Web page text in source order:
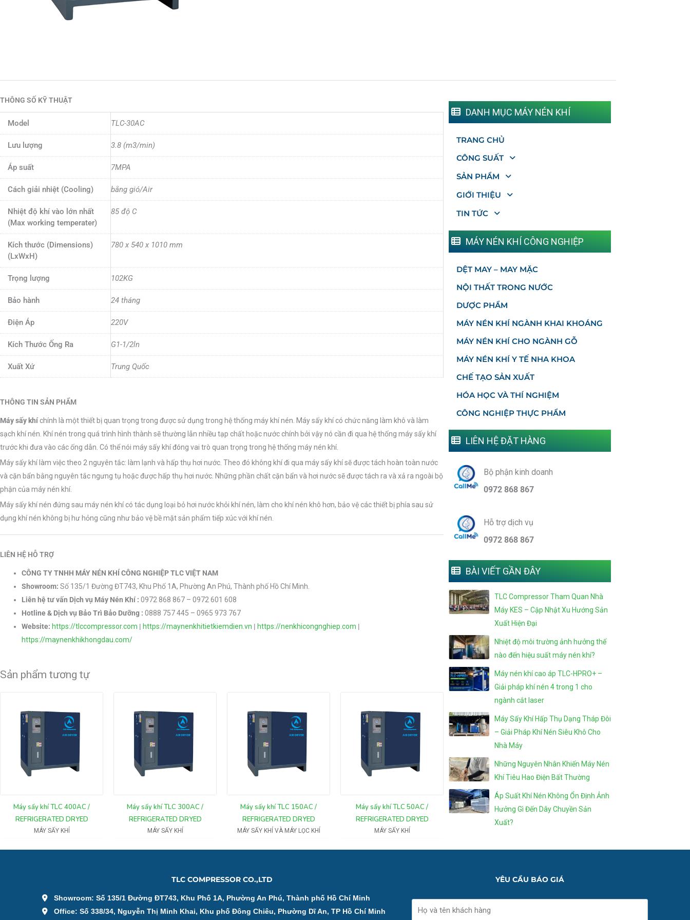
THÔNG SỐ KỸ THUẬT
Model TLC-30AC
Lưu lượng 3.8 (m3/min)
Áp suất 7MPA
Cách giải nhiệt (Cooling) bằng gió/Air
Nhiệt độ khí vào lớn nhất
(Max working temperater)
85 độ C
Kích thước (Dimensions)
(LxWxH)
780 x 540 x 1010 mm
Trọng lượng 102KG
Bảo hành 24 tháng
Điện Áp 220V
Kích Thước Ống Ra G1-1/2ln
Xuất Xứ Trung Quốc
THÔNG TIN SẢN PHẨM
Máy sấy khí chính là một thiết bị quan trọng trong được sử dụng trong hệ thống máy khí nén. Máy sấy khí có chức năng làm khô và làm
sạch khí nén. Khí nén trong quá trình hình thành sẽ thường lẫn nhiều tạp chất hoặc nước chính bởi vậy nó cần đi qua hệ thống máy sấy khí
trước khi đưa vào các ống dẫn. Có thể nói máy sấy khí đóng vai trò quan trọng trong hệ thống máy nén khí.
Máy sấy khí làm việc theo 2 nguyên tắc: làm lạnh và hấp thụ hơi nước. Theo đó không khí đi qua máy sấy khí sẽ được tách hoàn toàn nước
và cặn bẩn bằng nguyên tắc ngưng tụ hoặc được hấp thụ hơi nước. Những phần chất cặn bẩn và hơi nước sẽ được tách ra và xả ra ngoài bộ
phận của máy nén khí.
Máy sấy khí nén đứng sau máy nén khí có tác dụng loại bỏ hơi nước khỏi khí nén, làm cho khí nén khô hơn, bảo vệ các thiết bị phía sau sử
dụng khí nén không bị hư hỏng cũng như bảo vệ bề mặt sản phẩm tiếp xúc với khí nén.
LIÊN HỆ HỖ TRỢ
CÔNG TY TNHH MÁY NÉN KHÍ CÔNG NGHIỆP TLC VIỆT NAM
Showroom: Số 135/1 Đường ĐT743, Khu Phố 1A, Phường An Phú, Thành phố Hồ Chí Minh.
Liên hệ tư vấn Dịch vụ Máy Nén Khí : 0972 868 867 – 0972 601 608
Hotline & Dịch vụ Bảo Trì Bảo Dưỡng : 0888 757 445 – 0965 973 767
Website: https://tlccompressor.com | https://maynenkhitietkiemdien.vn | https://nenkhicongnghiep.com |
https://maynenkhikhongdau.com/
Sản phẩm tương tự
Máy sấy khí TLC 400AC /
REFRIGERATED DRYED
MÁY SẤY KHÍ
Máy sấy khí TLC 300AC /
REFRIGERATED DRYED
MÁY SẤY KHÍ
Máy sấy khí TLC 150AC /
REFRIGERATED DRYED
MÁY SẤY KHÍ VÀ MÁY LỌC KHÍ
Máy sấy khí TLC 50AC /
REFRIGERATED DRYED
MÁY SẤY KHÍ
DANH MỤC MÁY NÉN KHÍ
TRANG CHỦ
CÔNG SUẤT
SẢN PHẨM
GIỚI THIỆU
TIN TỨC
MÁY NÉN KHÍ CÔNG NGHIỆP
DỆT MAY – MAY MẶC
NỘI THẤT TRONG NƯỚC
DƯỢC PHẨM
MÁY NÉN KHÍ NGÀNH KHAI KHOÁNG
MÁY NÉN KHÍ CHO NGÀNH GỖ
MÁY NÉN KHÍ Y TẾ NHA KHOA
CHẾ TẠO SẢN XUẤT
HÓA HỌC VÀ THÍ NGHIỆM
CÔNG NGHIỆP THỰC PHẨM
LIÊN HỆ ĐẶT HÀNG
Bộ phận kinh doanh
0972 868 867
Hỗ trợ dịch vụ
0972 868 867
BÀI VIẾT GẦN ĐÂY
TLC Compressor Tham Quan Nhà
Máy KES – Cập Nhật Xu Hướng Sản
Xuất Hiện Đại
Nhiệt độ môi trường ảnh hưởng thế
nào đến hiệu suất máy nén khí?
Máy nén khí cao áp TLC-HPRO+ –
Giải pháp khí nén 4 trong 1 cho
ngành cắt laser
Máy Sấy Khí Hấp Thụ Dạng Tháp Đôi
– Giải Pháp Khí Nén Siêu Khô Cho
Nhà Máy
Những Nguyên Nhân Khiến Máy Nén
Khí Tiêu Hao Điện Bất Thường
Áp Suất Khí Nén Không Ổn Định Ảnh
Hưởng Gì Đến Dây Chuyền Sản
Xuất?
TLC COMPRESSOR CO.,LTD
Showroom: Số 135/1 Đường ĐT743, Khu Phố 1A, Phường An Phú, Thành phố Hồ Chí Minh
Office: Số 338/34, Nguyễn Thị Minh Khai, Khu phố Đông Chiêu, Phường Dĩ An, TP Hồ Chí Minh
YÊU CẦU BÁO GIÁ